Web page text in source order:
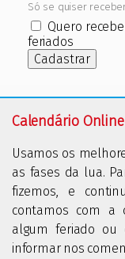
Só se quiser
Quero
feriados
Cadastrar
Calendário Online
Usamos os
as fases da lua.
fizemos, e
contamos com a
algum feriado ou
informar nos